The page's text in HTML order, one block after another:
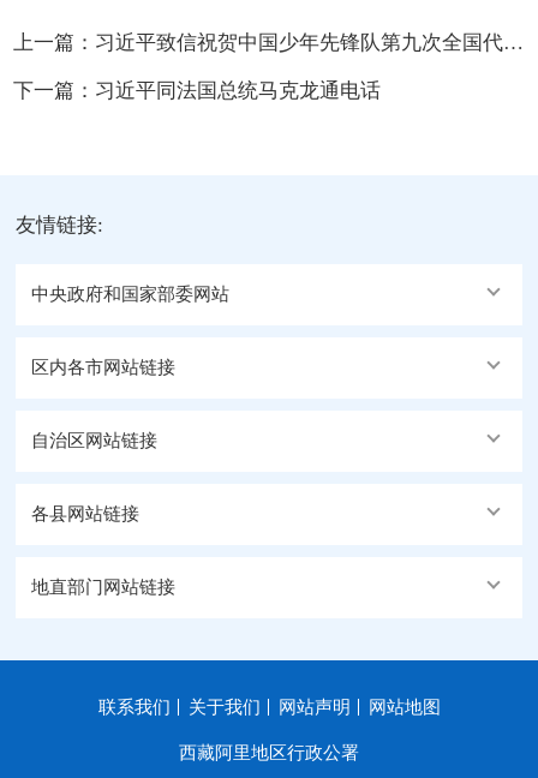
上一篇： 习近平致信祝贺中国少年先锋队第九次全国代表大会召开
下一篇： 习近平同法国总统马克龙通电话
友情链接:
中央政府和国家部委网站
区内各市网站链接
自治区网站链接
各县网站链接
地直部门网站链接
联系我们 关于我们 网站声明 网站地图
西藏阿里地区行政公署